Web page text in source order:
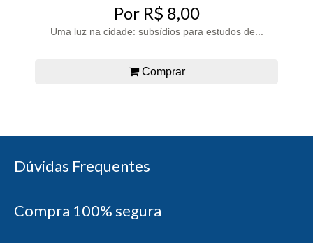
Por R$ 8,00
Uma luz na cidade: subsídios para estudos de...
Comprar
Dúvidas Frequentes
Compra 100% segura